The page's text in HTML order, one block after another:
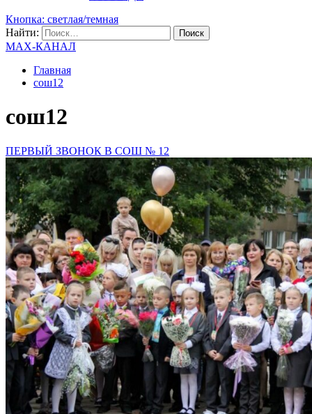
Кнопка: светлая/темная
Найти:
MAX-КАНАЛ
Главная
сош12
сош12
ПЕРВЫЙ ЗВОНОК В СОШ № 12